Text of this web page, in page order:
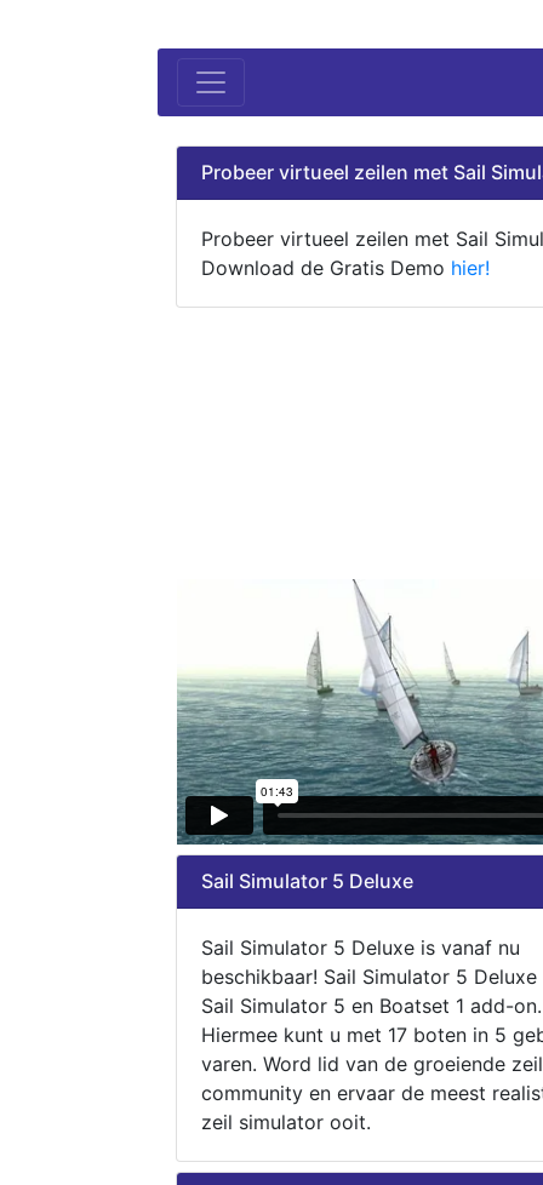
Probeer virtueel zeilen met Sail
Probeer virtueel zeilen met Sail
Download de Gratis Demo hier!
Sail Simulator 5 Deluxe
Sail Simulator 5 Deluxe is vanaf nu
beschikbaar! Sail Simulator 5
Sail Simulator 5 en Boatset 1 add-on.
Hiermee kunt u met 17 boten in 5
varen. Word lid van de groeiende zeil
community en ervaar de meest
zeil simulator ooit.